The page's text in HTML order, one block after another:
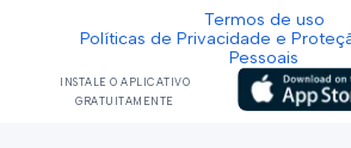
Termos de uso
Políticas de Privacidade e
Pessoais
INSTALE O APLICATIVO
GRATUITAMENTE